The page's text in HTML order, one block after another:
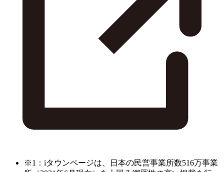
※1：iタウンページは、日本の民営事業所数516万事業